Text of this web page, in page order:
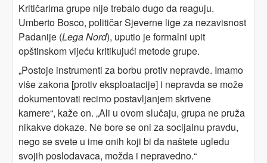
Kritičarima grupe nije trebalo dugo da reaguju.
Umberto Bosco, političar Sjeverne lige za nezavisnost
Padanije (Lega Nord), uputio je formalni upit
opštinskom vijeću kritikujući metode grupe.
„Postoje instrumenti za borbu protiv nepravde. Imamo
više zakona [protiv eksploatacije] i nepravda se može
dokumentovati recimo postavljanjem skrivene
kamere“, kaže on. „Ali u ovom slučaju, grupa ne pruža
nikakve dokaze. Ne bore se oni za socijalnu pravdu,
nego se svete u ime onih koji bi da naštete ugledu
svojih poslodavaca, možda i nepravedno.“